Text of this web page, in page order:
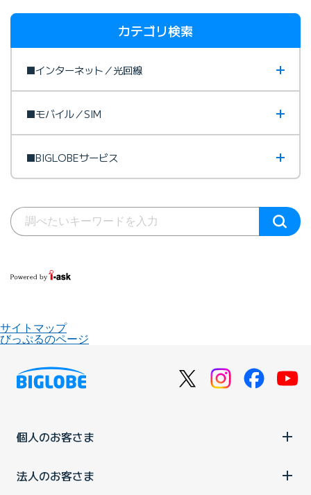
カテゴリ検索
■インターネット／光回線
■モバイル／SIM
■BIGLOBEサービス
サイトマップ
びっぷるのページ
個人のお客さま
法人のお客さま